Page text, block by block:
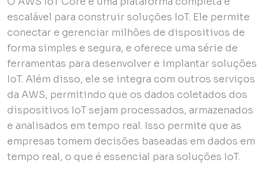
escalável para construir soluções IoT. Ele permite
conectar e gerenciar milhões de dispositivos de
forma simples e segura, e oferece uma série de
ferramentas para desenvolver e implantar soluções
IoT. Além disso, ele se integra com outros serviços
da AWS, permitindo que os dados coletados dos
dispositivos IoT sejam processados, armazenados
e analisados em tempo real. Isso permite que as
empresas tomem decisões baseadas em dados em
tempo real, o que é essencial para soluções IoT.